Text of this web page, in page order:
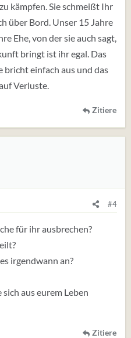
kämpfen. Sie schmeißt Ihr
über Bord. Unser 15 Jahre
Ehe, von der sie auch sagt,
bringt ist ihr egal. Das
bricht einfach aus und das
Verluste.
Zitiere
#4
für ihr ausbrechen?
irgendwann an?
aus eurem Leben
Zitiere